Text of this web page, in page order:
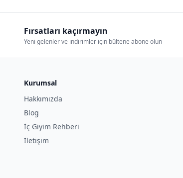
Fırsatları kaçırmayın
Yeni gelenler ve indirimler için bültene abone olun
Kurumsal
Hakkımızda
Blog
İç Giyim Rehberi
İletişim